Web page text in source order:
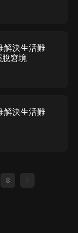
解決生活難
窘境
解決生活難
8